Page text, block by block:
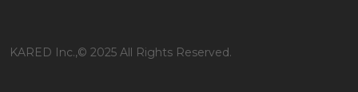
KARED Inc.,© 2025 All Rights Reserved.